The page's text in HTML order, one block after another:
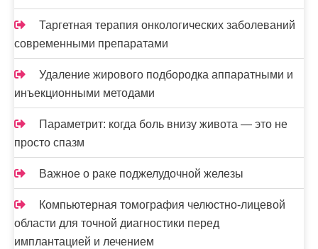
Таргетная терапия онкологических заболеваний
современными препаратами
Удаление жирового подбородка аппаратными и
инъекционными методами
Параметрит: когда боль внизу живота — это не
просто спазм
Важное о раке поджелудочной железы
Компьютерная томография челюстно-лицевой
области для точной диагностики перед
имплантацией и лечением